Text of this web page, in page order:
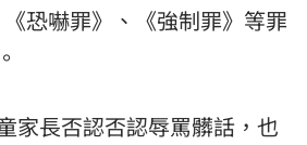
《恐嚇罪》、《強制罪》等罪
家長否認否認辱罵髒話，也